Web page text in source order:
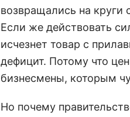
возвращались на круги
Если же действовать
исчезнет товар с
дефицит. Потому что
бизнесмены, которым
Но почему